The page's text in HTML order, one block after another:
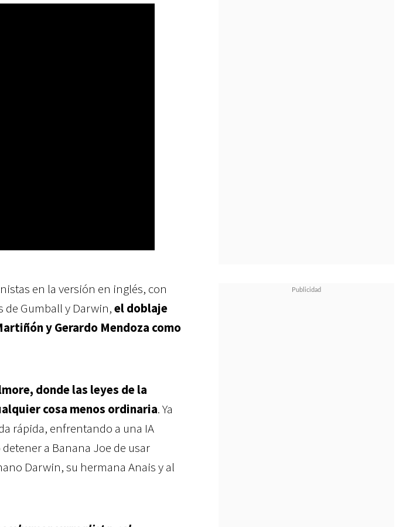
en la versión en inglés, con
de Gumball y Darwin,el doblaje
y Gerardo Mendoza como
donde las leyes de la
cosa menos ordinaria. Ya
rápida, enfrentando a una IA
a Banana Joe de usar
Darwin, su hermana Anais y al